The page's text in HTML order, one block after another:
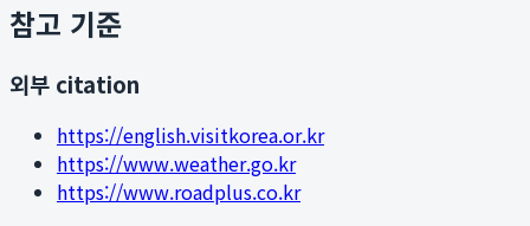
참고 기준
외부 citation
https://english.visitkorea.or.kr
https://www.weather.go.kr
https://www.roadplus.co.kr